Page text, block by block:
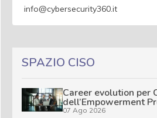
info@cybersecurity360.it
SPAZIO CISO
Career evolution per
dell’Empowerment
07 Ago 2026